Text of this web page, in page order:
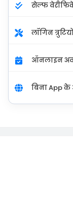
सेल्फ
लॉगिन
ऑनलाइन
बिना App